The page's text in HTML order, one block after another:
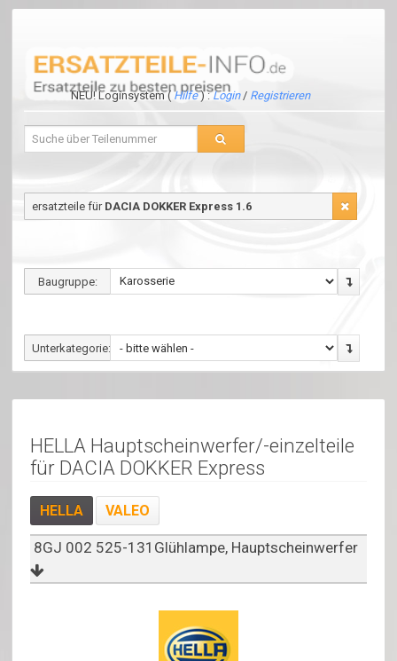
NEU! Loginsystem (Hilfe) :Login / Registrieren
ersatzteile für DACIA DOKKER Express 1.6
Baugruppe:
Unterkategorie:
HELLA Hauptscheinwerfer/-einzelteile
für DACIA DOKKER Express
HELLA VALEO
8GJ 002 525-131Glühlampe, Hauptscheinwerfer